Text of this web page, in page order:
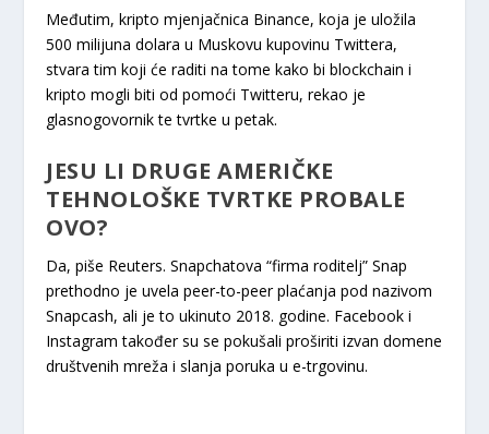
Međutim, kripto mjenjačnica Binance, koja je uložila
500 milijuna dolara u Muskovu kupovinu Twittera,
stvara tim koji će raditi na tome kako bi blockchain i
kripto mogli biti od pomoći Twitteru, rekao je
glasnogovornik te tvrtke u petak.
JESU LI DRUGE AMERIČKE
TEHNOLOŠKE TVRTKE PROBALE
OVO?
Da, piše Reuters. Snapchatova “firma roditelj” Snap
prethodno je uvela peer-to-peer plaćanja pod nazivom
Snapcash, ali je to ukinuto 2018. godine. Facebook i
Instagram također su se pokušali proširiti izvan domene
društvenih mreža i slanja poruka u e-trgovinu.